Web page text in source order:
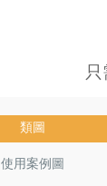
類圖
使用案例圖